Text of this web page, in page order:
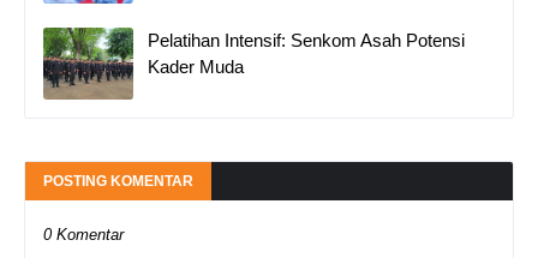
Pelatihan Intensif: Senkom Asah Potensi
Kader Muda
POSTING KOMENTAR
0 Komentar